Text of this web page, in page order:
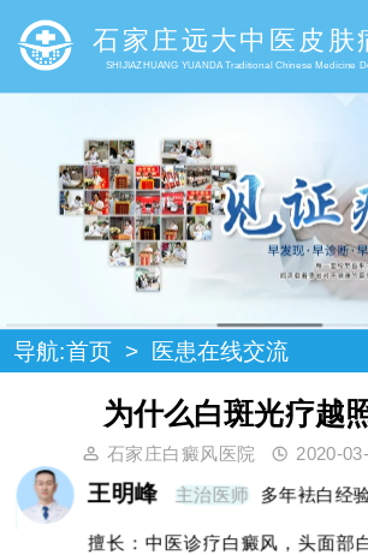
石家庄远大中医皮肤
SHIJIAZHUANG YUANDA Traditional Chinese Medicine
导航:首页 > 医患在线交流
为什么白斑光疗越
石家庄白癜风医院 2020-
王明峰 主治医师 多年袪白经
擅长：中医诊疗白癜风，头面部